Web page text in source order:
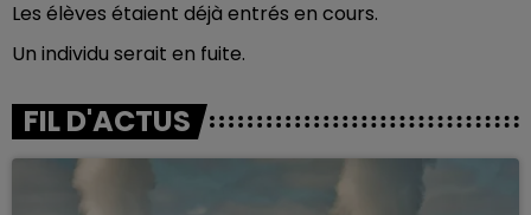
Les élèves étaient déjà entrés en cours.
Un individu serait en fuite.
FIL D'ACTUS